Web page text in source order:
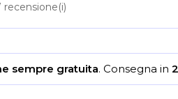
recensione(i)
sempre gratuita. Consegna in